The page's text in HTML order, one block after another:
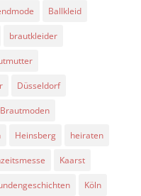
Ballkleid
brautkleider
Düsseldorf
Heinsberg heiraten
Kaarst
Köln